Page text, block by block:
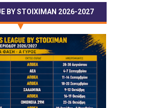
BY STOIXIMAN 2026-2027